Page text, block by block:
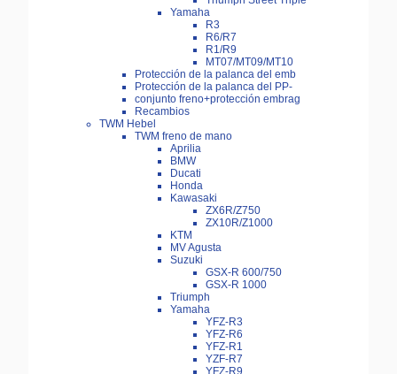
Yamaha
R3
R6/R7
R1/R9
MT07/MT09/MT10
Protección de la palanca del emb
Protección de la palanca del PP-
conjunto freno+protección embrag
Recambios
TWM Hebel
TWM freno de mano
Aprilia
BMW
Ducati
Honda
Kawasaki
ZX6R/Z750
ZX10R/Z1000
KTM
MV Agusta
Suzuki
GSX-R 600/750
GSX-R 1000
Triumph
Yamaha
YFZ-R3
YFZ-R6
YFZ-R1
YZF-R7
YFZ-R9